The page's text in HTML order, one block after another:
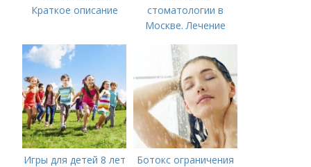
Краткое описание
стоматологии в
Москве. Лечение
Московской области
Игры для детей 8 лет
Ботокс ограничения